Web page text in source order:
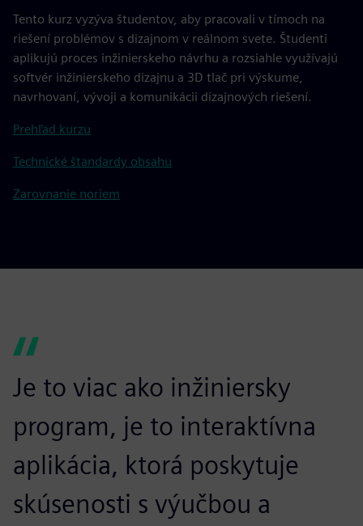
Tento kurz vyzýva študentov, aby pracovali v tímoch na
riešení problémov s dizajnom v reálnom svete. Študenti
aplikujú proces inžinierskeho návrhu a rozsiahle využívajú
softvér inžinierskeho dizajnu a 3D tlač pri výskume,
navrhovaní, vývoji a komunikácii dizajnových riešení.
Prehľad kurzu
Technické štandardy obsahu
Zarovnanie noriem
Je to viac ako inžiniersky
program, je to interaktívna
aplikácia, ktorá poskytuje
skúsenosti s výučbou a